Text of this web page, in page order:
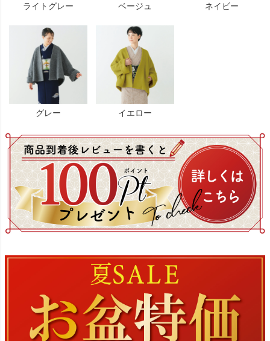
ライトグレー ベージュ ネイビー
グレー イエロー